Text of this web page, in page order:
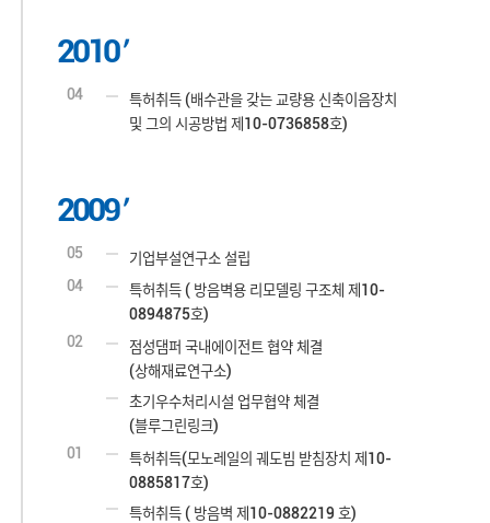
2010
04
특허취득 (배수관을 갖는 교량용 신축이음장치
및 그의 시공방법 제10-0736858호)
2009
05
기업부설연구소 설립
04
특허취득 ( 방음벽용 리모델링 구조체 제10-
0894875호)
02
점성댐퍼 국내에이전트 협약 체결
(상해재료연구소)
초기우수처리시설 업무협약 체결
(블루그린링크)
01
특허취득(모노레일의 궤도빔 받침장치 제10-
0885817호)
특허취득 ( 방음벽 제10-0882219 호)